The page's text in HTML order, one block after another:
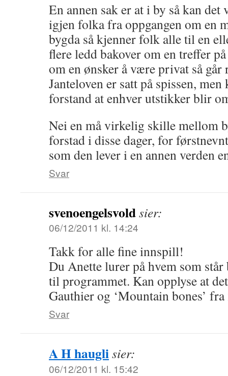
En annen sak er at i by så kan
igjen folka fra oppgangen om en
bygda så kjenner folk alle til en
flere ledd bakover om en treffer
om en ønsker å være privat så
Janteloven er satt på spissen,
forstand at enhver utstikker blir
Nei en må virkelig skille mellom
forstad i disse dager, for
som den lever i en annen verden
Svar
svenoengelsvoldsier:
06/12/2011 kl. 14:24
Takk for alle fine innspill!
Du Anette lurer på hvem som
til programmet. Kan opplyse at
Gauthier og ‘Mountain bones’
Svar
A H hauglisier:
06/12/2011 kl. 15:42